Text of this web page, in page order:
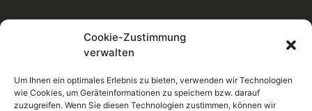
Cookie-Zustimmung
verwalten
Um Ihnen ein optimales Erlebnis zu bieten, verwenden wir Technologien
wie Cookies, um Geräteinformationen zu speichern bzw. darauf
zuzugreifen. Wenn Sie diesen Technologien zustimmen, können wir